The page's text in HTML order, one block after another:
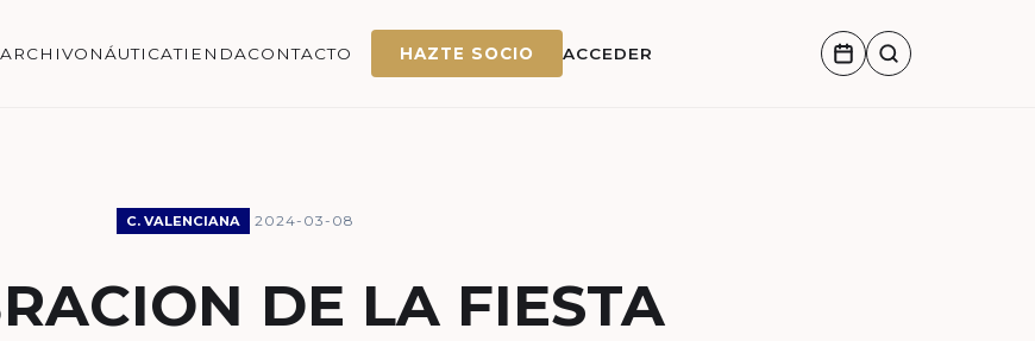
ARCHIVO NÁUTICATIENDACONTACTO HAZTE SOCIO ACCEDER
C. VALENCIANA 2024-03-08
DE LA FIESTA